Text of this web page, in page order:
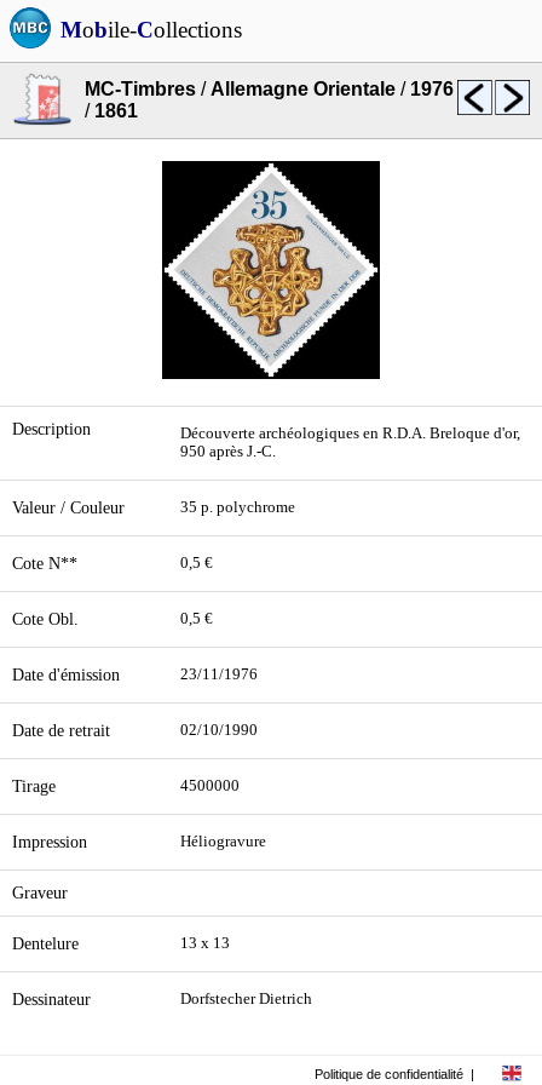
Mobile-Collections
MC-Timbres /Allemagne Orientale / 1976
/ 1861
Description
Découverte archéologiques en R.D.A. Breloque d'or,
950 après J.-C.
Valeur / Couleur 35 p. polychrome
Cote N** 0,5 €
Cote Obl. 0,5 €
Date d'émission 23/11/1976
Date de retrait 02/10/1990
Tirage 4500000
Impression Héliogravure
Graveur
Dentelure 13 x 13
Dessinateur Dorfstecher Dietrich
Politique de confidentialité |